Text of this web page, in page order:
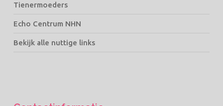
Tienermoeders
Echo Centrum NHN
Bekijk alle nuttige links